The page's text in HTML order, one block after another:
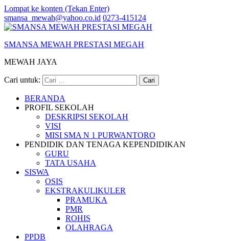
Lompat ke konten (Tekan Enter)
smansa_mewah@yahoo.co.id 0273-415124
SMANSA MEWAH PRESTASI MEGAH
MEWAH JAYA
Cari untuk:
BERANDA
PROFIL SEKOLAH
DESKRIPSI SEKOLAH
VISI
MISI SMA N 1 PURWANTORO
PENDIDIK DAN TENAGA KEPENDIDIKAN
GURU
TATA USAHA
SISWA
OSIS
EKSTRAKULIKULER
PRAMUKA
PMR
ROHIS
OLAHRAGA
PPDB